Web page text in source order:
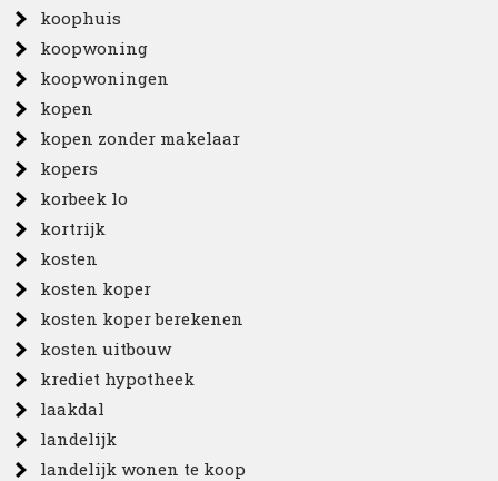
koophuis
koopwoning
koopwoningen
kopen
kopen zonder makelaar
kopers
korbeek lo
kortrijk
kosten
kosten koper
kosten koper berekenen
kosten uitbouw
krediet hypotheek
laakdal
landelijk
landelijk wonen te koop